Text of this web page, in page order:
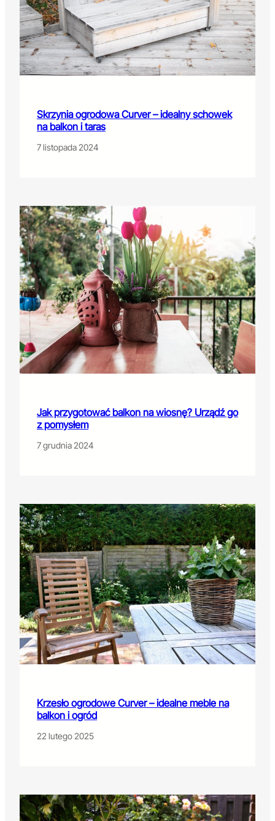
Skrzynia ogrodowa Curver – idealny schowek
na balkon i taras
7 listopada 2024
Jak przygotować balkon na wiosnę? Urządź go
z pomysłem
7 grudnia 2024
Krzesło ogrodowe Curver – idealne meble na
balkon i ogród
22 lutego 2025